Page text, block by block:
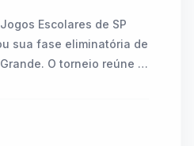
Escolares de SP
sua fase eliminatória de
O torneio reúne
transmissão ao vivo